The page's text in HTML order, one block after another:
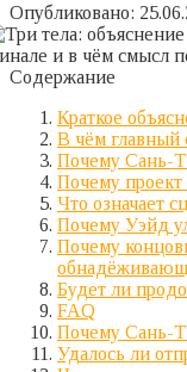
Опубликовано:
Содержание
Краткое
В чём главный
Почему Сань-
Почему проект
Что означает
Почему Уэйд
Почему
Будет ли
FAQ
Почему Сань-
Удалось ли